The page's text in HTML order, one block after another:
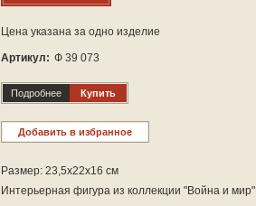
Цена указана за одно изделие
Артикул: Ф 39 073
Подробнее Купить
Добавить в избранное
Размер: 23,5х22х16 см
Интерьерная фигура из коллекции "Война и мир"